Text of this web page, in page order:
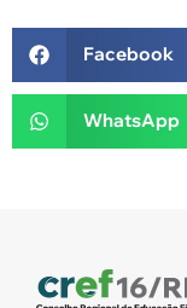
Facebook
WhatsApp